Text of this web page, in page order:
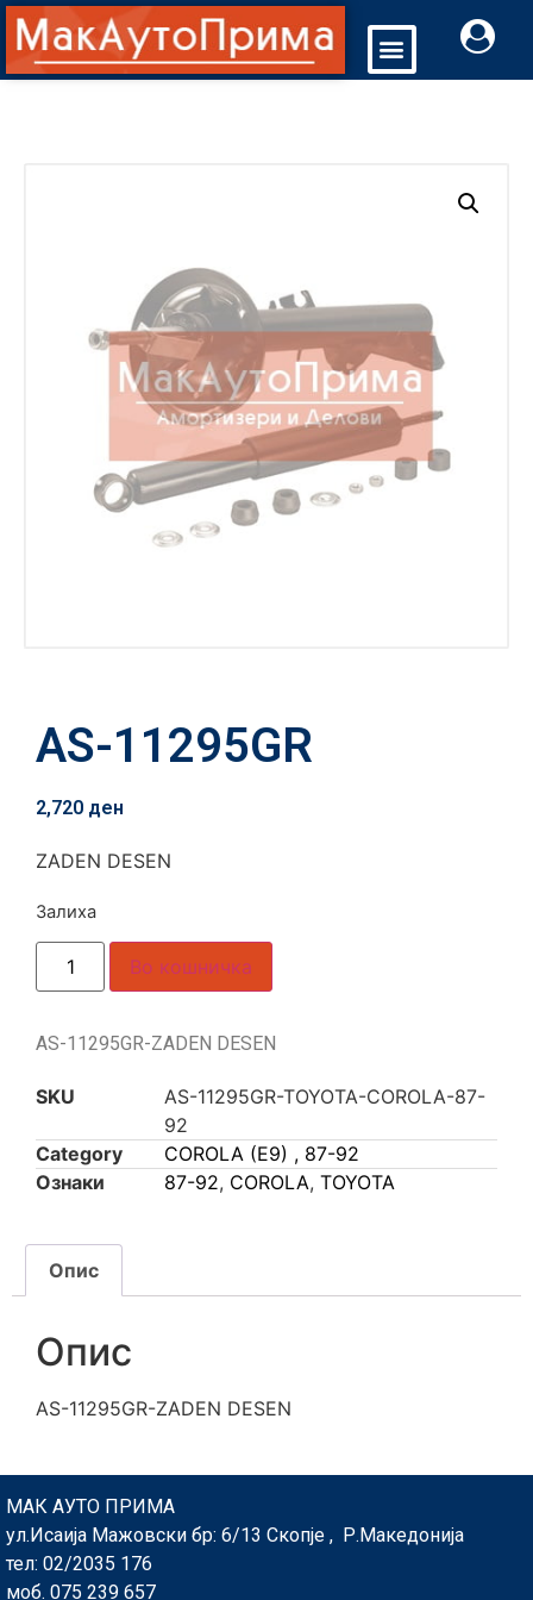
AS-11295GR
2,720 ден
ZADEN DESEN
Залиха
Во кошничка
AS-11295GR-ZADEN DESEN
SKU
AS-11295GR-TOYOTA-COROLA-87-
92
Category
COROLA (E9) , 87-92
Ознаки
87-92, COROLA, TOYOTA
Опис
Опис
AS-11295GR-ZADEN DESEN
МАК АУТО ПРИМА
ул.Исаија Мажовски бр: 6/13 Скопје , Р.Македонија
тел: 02/2035 176
моб. 075 239 657